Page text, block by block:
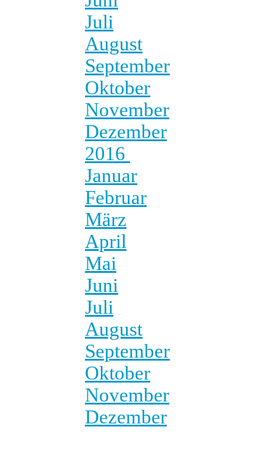
Juli
August
September
Oktober
November
Dezember
2016
Januar
Februar
März
April
Mai
Juni
Juli
August
September
Oktober
November
Dezember